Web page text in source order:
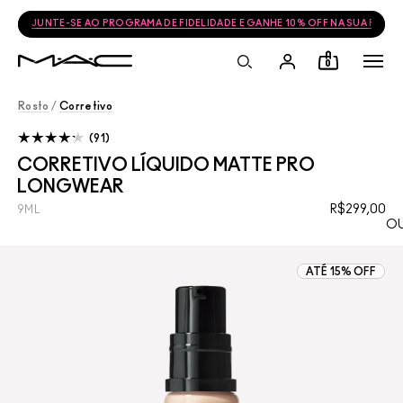
JUNTE-SE AO PROGRAMA DE FIDELIDADE E GANHE 10% OFF NA SUA
0
Rosto / Corretivo
CORRETIVO LÍQUIDO MATTE PRO
LONGWEAR
R$299,00
9ML
91
ATÉ 15% OFF